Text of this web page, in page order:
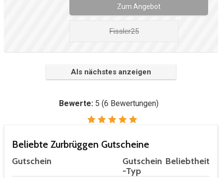
Zum Angebot
Fissler25
Als nächstes anzeigen
Bewerte: 5 (6 Bewertungen)
Beliebte Zurbrüggen Gutscheine
Gutschein
Gutschein
-Typ
Beliebtheit